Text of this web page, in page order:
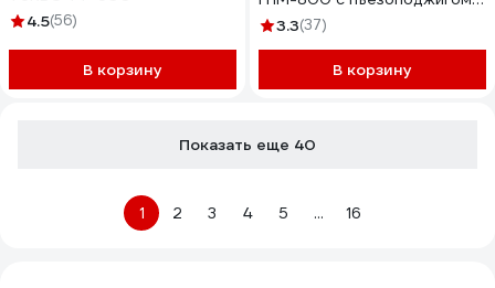
4.5(56)
В корзину
55550
3.3(37)
В корзину
Показать еще 40
1 2 3 4 5 ... 16